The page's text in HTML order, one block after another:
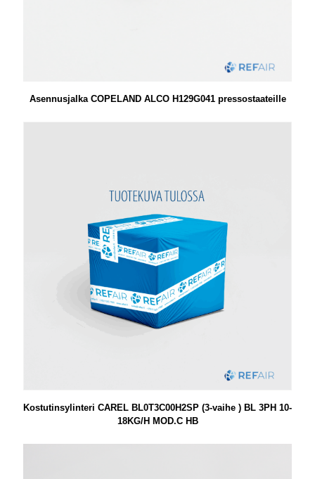
Asennusjalka COPELAND ALCO H129G041 pressostaateille
Kostutinsylinteri CAREL BL0T3C00H2SP (3-vaihe ) BL 3PH 10-
18KG/H MOD.C HB